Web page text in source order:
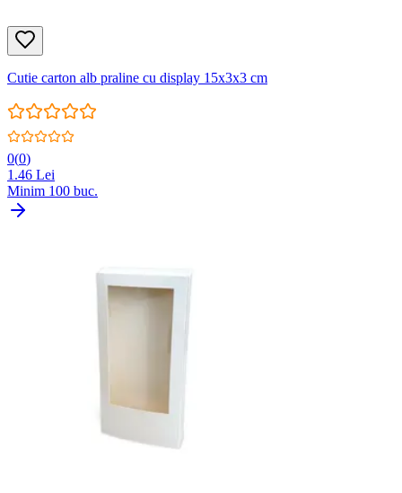
Cutie carton alb praline cu display 15x3x3 cm
0(0)
1.46 Lei
Minim 100 buc.